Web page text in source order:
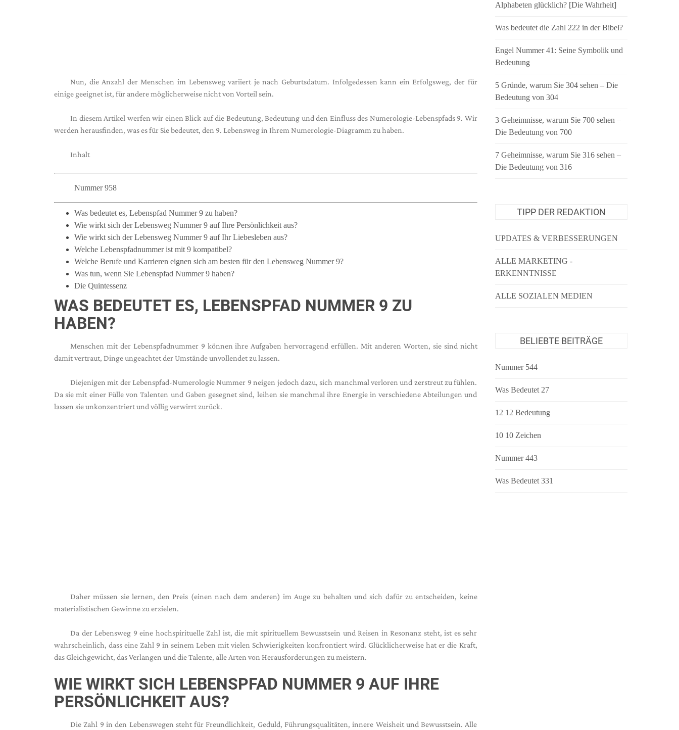
Nun, die Anzahl der Menschen im Lebensweg variiert je nach Geburtsdatum. Infolgedessen kann ein Erfolgsweg, der für
einige geeignet ist, für andere möglicherweise nicht von Vorteil sein.
In diesem Artikel werfen wir einen Blick auf die Bedeutung, Bedeutung und den Einfluss des Numerologie-Lebenspfads 9. Wir
werden herausfinden, was es für Sie bedeutet, den 9. Lebensweg in Ihrem Numerologie-Diagramm zu haben.
Inhalt
Nummer 958
Was bedeutet es, Lebenspfad Nummer 9 zu haben?
Wie wirkt sich der Lebensweg Nummer 9 auf Ihre Persönlichkeit aus?
Wie wirkt sich der Lebensweg Nummer 9 auf Ihr Liebesleben aus?
Welche Lebenspfadnummer ist mit 9 kompatibel?
Welche Berufe und Karrieren eignen sich am besten für den Lebensweg Nummer 9?
Was tun, wenn Sie Lebenspfad Nummer 9 haben?
Die Quintessenz
WAS BEDEUTET ES, LEBENSPFAD NUMMER 9 ZU
HABEN?
Menschen mit der Lebenspfadnummer 9 können ihre Aufgaben hervorragend erfüllen. Mit anderen Worten, sie sind nicht
damit vertraut, Dinge ungeachtet der Umstände unvollendet zu lassen.
Diejenigen mit der Lebenspfad-Numerologie Nummer 9 neigen jedoch dazu, sich manchmal verloren und zerstreut zu fühlen.
Da sie mit einer Fülle von Talenten und Gaben gesegnet sind, leihen sie manchmal ihre Energie in verschiedene Abteilungen und
lassen sie unkonzentriert und völlig verwirrt zurück.
Daher müssen sie lernen, den Preis (einen nach dem anderen) im Auge zu behalten und sich dafür zu entscheiden, keine
materialistischen Gewinne zu erzielen.
Da der Lebensweg 9 eine hochspirituelle Zahl ist, die mit spirituellem Bewusstsein und Reisen in Resonanz steht, ist es sehr
wahrscheinlich, dass eine Zahl 9 in seinem Leben mit vielen Schwierigkeiten konfrontiert wird. Glücklicherweise hat er die Kraft,
das Gleichgewicht, das Verlangen und die Talente, alle Arten von Herausforderungen zu meistern.
WIE WIRKT SICH LEBENSPFAD NUMMER 9 AUF IHRE
PERSÖNLICHKEIT AUS?
Die Zahl 9 in den Lebenswegen steht für Freundlichkeit, Geduld, Führungsqualitäten, innere Weisheit und Bewusstsein. Alle
Alphabeten glücklich? [Die Wahrheit]
Was bedeutet die Zahl 222 in der Bibel?
Engel Nummer 41: Seine Symbolik und
Bedeutung
5 Gründe, warum Sie 304 sehen – Die
Bedeutung von 304
3 Geheimnisse, warum Sie 700 sehen –
Die Bedeutung von 700
7 Geheimnisse, warum Sie 316 sehen –
Die Bedeutung von 316
TIPP DER REDAKTION
UPDATES & VERBESSERUNGEN
ALLE MARKETING -
ERKENNTNISSE
ALLE SOZIALEN MEDIEN
BELIEBTE BEITRÄGE
Nummer 544
Was Bedeutet 27
12 12 Bedeutung
10 10 Zeichen
Nummer 443
Was Bedeutet 331